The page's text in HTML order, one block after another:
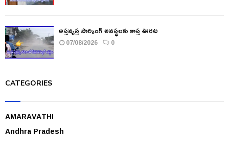
అస్తవ్యస్త పార్కింగ్ అవస్థలకు కాస్త ఊరట
07/08/2026 0
CATEGORIES
AMARAVATHI
Andhra Pradesh